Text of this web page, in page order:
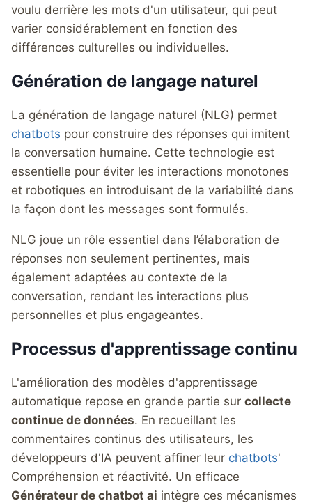
voulu derrière les mots d'un utilisateur, qui peut
varier considérablement en fonction des
différences culturelles ou individuelles.
Génération de langage naturel
La génération de langage naturel (NLG) permet
chatbots pour construire des réponses qui imitent
la conversation humaine. Cette technologie est
essentielle pour éviter les interactions monotones
et robotiques en introduisant de la variabilité dans
la façon dont les messages sont formulés.
NLG joue un rôle essentiel dans l’élaboration de
réponses non seulement pertinentes, mais
également adaptées au contexte de la
conversation, rendant les interactions plus
personnelles et plus engageantes.
Processus d'apprentissage continu
L'amélioration des modèles d'apprentissage
automatique repose en grande partie sur collecte
continue de données. En recueillant les
commentaires continus des utilisateurs, les
développeurs d'IA peuvent affiner leur chatbots'
Compréhension et réactivité. Un efficace
Générateur de chatbot ai intègre ces mécanismes